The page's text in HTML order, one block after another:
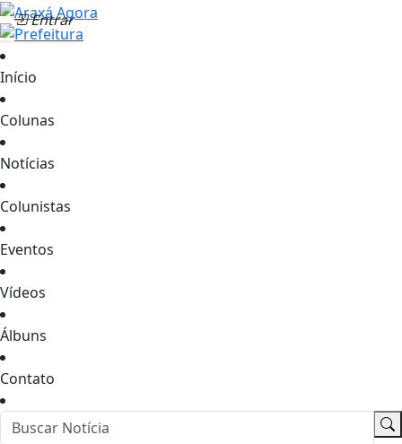
Entrar
Início
Colunas
Notícias
Colunistas
Eventos
Vídeos
Álbuns
Contato